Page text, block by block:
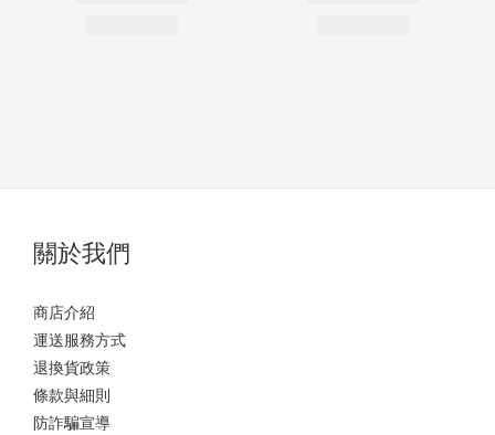
關於我們
商店介紹
運送服務方式
退換貨政策
條款與細則
防詐騙宣導